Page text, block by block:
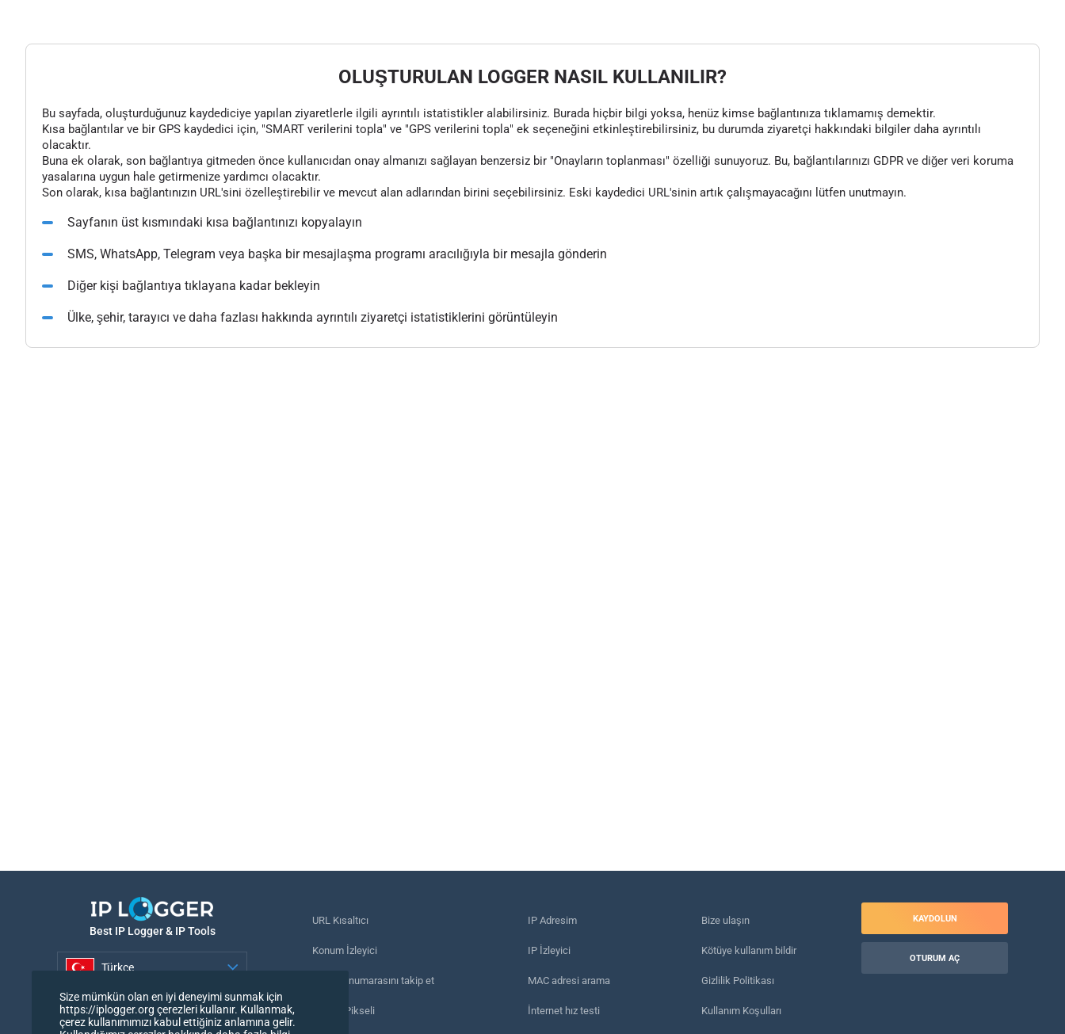
OLUŞTURULAN LOGGER NASIL KULLANILIR?
Bu sayfada, oluşturduğunuz kaydediciye yapılan ziyaretlerle ilgili ayrıntılı istatistikler alabilirsiniz. Burada hiçbir bilgi yoksa, henüz kimse bağlantınıza tıklamamış demektir.
Kısa bağlantılar ve bir GPS kaydedici için, "SMART verilerini topla" ve "GPS verilerini topla" ek seçeneğini etkinleştirebilirsiniz, bu durumda ziyaretçi hakkındaki bilgiler daha ayrıntılı
olacaktır.
Buna ek olarak, son bağlantıya gitmeden önce kullanıcıdan onay almanızı sağlayan benzersiz bir "Onayların toplanması" özelliği sunuyoruz. Bu, bağlantılarınızı GDPR ve diğer veri koruma
yasalarına uygun hale getirmenize yardımcı olacaktır.
Son olarak, kısa bağlantınızın URL'sini özelleştirebilir ve mevcut alan adlarından birini seçebilirsiniz. Eski kaydedici URL'sinin artık çalışmayacağını lütfen unutmayın.
Sayfanın üst kısmındaki kısa bağlantınızı kopyalayın
SMS, WhatsApp, Telegram veya başka bir mesajlaşma programı aracılığıyla bir mesajla gönderin
Diğer kişi bağlantıya tıklayana kadar bekleyin
Ülke, şehir, tarayıcı ve daha fazlası hakkında ayrıntılı ziyaretçi istatistiklerini görüntüleyin
Best IP Logger & IP Tools
Türkçe
Türkçe
URL Kısaltıcı
Konum İzleyici
Telefon numarasını takip et
İzleme Pikseli
IP Adresim
IP İzleyici
MAC adresi arama
İnternet hız testi
Bize ulaşın
Kötüye kullanım bildir
Gizlilik Politikası
Kullanım Koşulları
KAYDOLUN
OTURUM AÇ
Size mümkün olan en iyi deneyimi sunmak için
https://iplogger.org çerezleri kullanır. Kullanmak,
çerez kullanımımızı kabul ettiğiniz anlamına gelir.